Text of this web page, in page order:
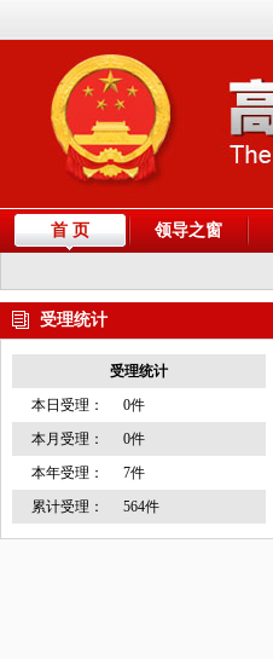
首 页 领导之窗
受理统计
受理统计
本日受理：
0件
本月受理：
0件
本年受理：
7件
累计受理：
564件